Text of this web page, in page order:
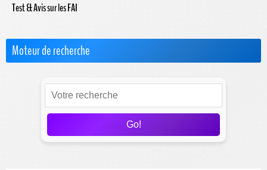
Test & Avis sur les FAI
Moteur de recherche
Go!